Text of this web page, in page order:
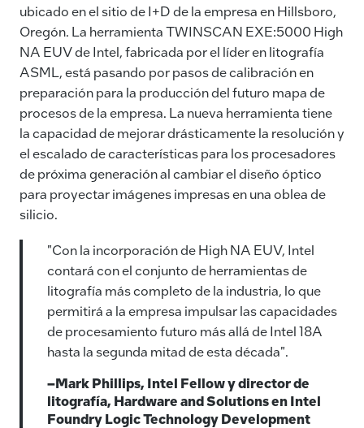
ubicado en el sitio de I+D de la empresa en Hillsboro,
Oregón. La herramienta TWINSCAN EXE:5000 High
NA EUV de Intel, fabricada por el líder en litografía
ASML, está pasando por pasos de calibración en
preparación para la producción del futuro mapa de
procesos de la empresa. La nueva herramienta tiene
la capacidad de mejorar drásticamente la resolución y
el escalado de características para los procesadores
de próxima generación al cambiar el diseño óptico
para proyectar imágenes impresas en una oblea de
silicio.
"Con la incorporación de High NA EUV, Intel
contará con el conjunto de herramientas de
litografía más completo de la industria, lo que
permitirá a la empresa impulsar las capacidades
de procesamiento futuro más allá de Intel 18A
hasta la segunda mitad de esta década".
–Mark Phillips, Intel Fellow y director de
litografía, Hardware and Solutions en Intel
Foundry Logic Technology Development